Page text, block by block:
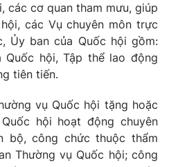
Podcast
Infographic
các cơ quan tham mưu, giúp
các Vụ chuyên môn trực
Ủy ban của Quốc hội gồm:
hội, Tập thể lao động
tiên tiến.
vụ Quốc hội tặng hoặc
hội hoạt động chuyên
bộ, công chức thuộc thẩm
Thường vụ Quốc hội; công